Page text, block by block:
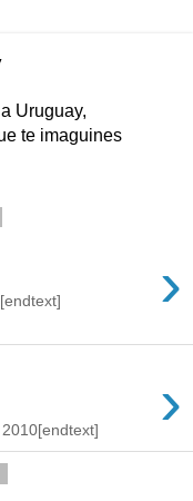
Uruguay,
te imaguines
›
›